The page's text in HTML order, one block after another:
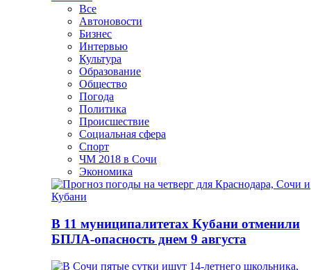
Все
Автоновости
Бизнес
Интервью
Культура
Образование
Общество
Погода
Политика
Происшествие
Социальная сфера
Спорт
ЧМ 2018 в Сочи
Экономика
В 11 муниципалитетах Кубани отменили
БПЛА-опасность днем 9 августа